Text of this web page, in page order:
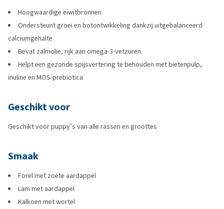
Hoogwaardige eiwitbronnen
Ondersteunt groei en botontwikkeling dankzij uitgebalanceerd
calciumgehalte
Bevat zalmolie, rijk aan omega-3-vetzuren
Helpt een gezonde spijsvertering te behouden met bietenpulp,
inuline en MOS-prebiotica
Geschikt voor
Geschikt voor puppy’s van alle rassen en groottes
Smaak
Forel met zoete aardappel
Lam met aardappel
Kalkoen met wortel